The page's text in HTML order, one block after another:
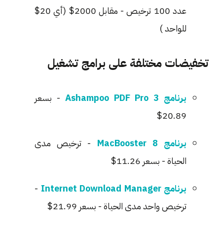
عدد 100 ترخيص - مقابل 2000$ (أي 20$
للواحد )
تخفيضات مختلفة على برامج تشغيل
برنامج Ashampoo PDF Pro 3
- بسعر
20.89$
برنامج MacBooster 8
- ترخيص مدى
الحياة - بسعر 11.26$
برنامج Internet Download Manager
-
ترخيص واحد مدى الحياة - بسعر 21.99$